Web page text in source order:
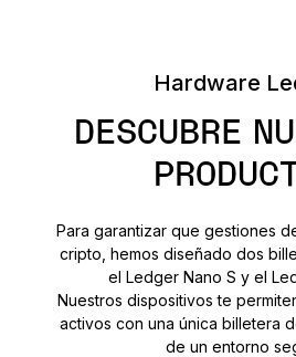
Hardware
DESCUBRE
Para garantizar que gestiones
cripto, hemos diseñado dos
el Ledger Nano S y el
Nuestros dispositivos te
activos con una única billetera
de un entorno